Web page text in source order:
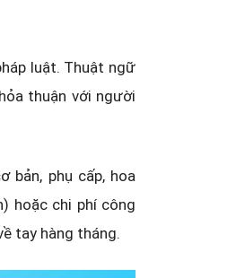
luật. Thuật ngữ
thuận với người
bản, phụ cấp, hoa
hoặc chi phí công
tay hàng tháng.